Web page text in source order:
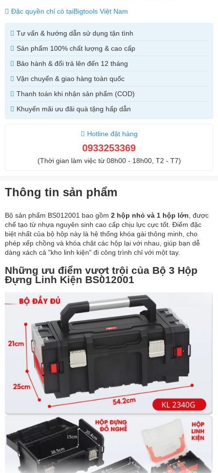
Đặc quyền chỉ có tạiBigtools Việt Nam
Tư vấn & hướng dẫn sử dụng tận tình
Sản phẩm 100% chất lượng & cao cấp
Bảo hành & đổi trả lên đến 12 tháng
Vận chuyển & giao hàng toàn quốc
Thanh toán khi nhận sản phẩm (COD)
Khuyến mãi ưu đãi quà tặng hấp dẫn
Hotline đặt hàng
0933253369
(Thời gian làm việc từ 08h00 - 18h00, T2 - T7)
Thông tin sản phẩm
Bộ sản phẩm BS012001 bao gồm 2 hộp nhỏ và 1 hộp lớn , được
chế tạo từ nhựa nguyên sinh cao cấp chịu lực cực tốt. Điểm đặc
biệt nhất của bộ hộp này là hệ thống khóa gài thông minh, cho
phép xếp chồng và khóa chặt các hộp lại với nhau, giúp bạn dễ
dàng xách cả "kho linh kiện" đi công trình chỉ với một tay.
Những ưu điểm vượt trội của Bộ 3 Hộp
Đựng Linh Kiện BS012001